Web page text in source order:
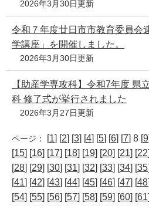
2026年3月30日更新
令和７年度廿日市市教育委員会
学講座」を開催しました。
2026年3月30日更新
【助産学専攻科】令和7年度 県
科 修了式が挙行されました
2026年3月27日更新
ページ： [1] [2] [3] [4] [5] [6] [7] 8 [9
[15] [16] [17] [18] [19] [20] [21] [22
[28] [29] [30] [31] [32] [33] [34] [35
[41] [42] [43] [44] [45] [46] [47] [48
[54] [55] [56] [57] [58] [59] [60] [61